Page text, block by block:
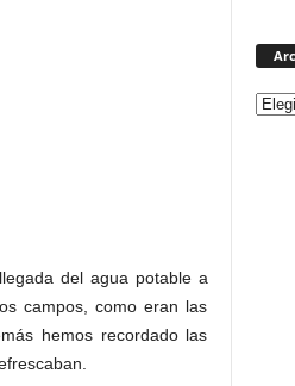
del agua potable a
campos, como eran las
hemos recordado las